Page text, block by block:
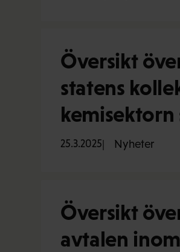
Översikt
statens
25.3.2025 Nyheter
Översikt
avtalen